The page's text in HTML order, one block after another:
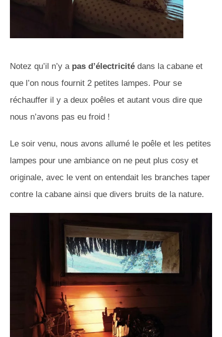
Notez qu’il n’y a pas d’électricité dans la cabane et
que l’on nous fournit 2 petites lampes. Pour se
réchauffer il y a deux poêles et autant vous dire que
nous n’avons pas eu froid !
Le soir venu, nous avons allumé le poêle et les petites
lampes pour une ambiance on ne peut plus cosy et
originale, avec le vent on entendait les branches taper
contre la cabane ainsi que divers bruits de la nature.